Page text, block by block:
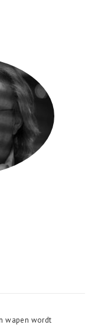
wapen wordt